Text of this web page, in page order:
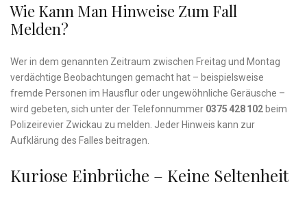
Wie Kann Man Hinweise Zum Fall
Melden?
Wer in dem genannten Zeitraum zwischen Freitag und Montag
verdächtige Beobachtungen gemacht hat – beispielsweise
fremde Personen im Hausflur oder ungewöhnliche Geräusche –
wird gebeten, sich unter der Telefonnummer 0375 428 102 beim
Polizeirevier Zwickau zu melden. Jeder Hinweis kann zur
Aufklärung des Falles beitragen.
Kuriose Einbrüche – Keine Seltenheit